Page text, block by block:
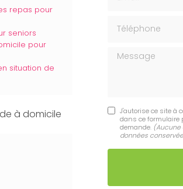
repas pour
seniors
pour
situation de
à domicile
Message
J'autorise ce site à
dans ce formulaire
demande.
données